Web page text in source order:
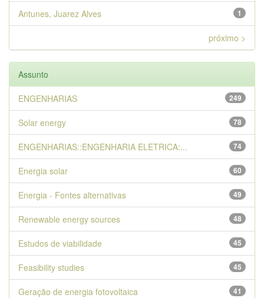
1
Antunes, Juarez Alves
próximo >
Assunto
249
ENGENHARIAS
78
Solar energy
74
ENGENHARIAS::ENGENHARIA ELETRICA:...
60
Energia solar
49
Energia - Fontes alternativas
48
Renewable energy sources
45
Estudos de viabilidade
45
Feasibility studies
41
Geração de energia fotovoltaica